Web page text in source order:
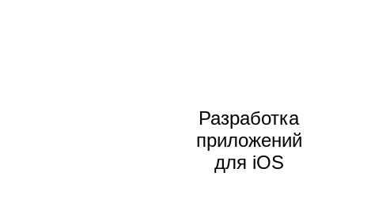
Разработка
приложений
для iOS